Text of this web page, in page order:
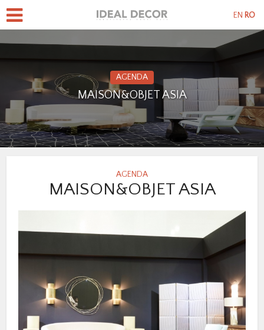
AGENDA
MAISON&OBJET ASIA
AGENDA
MAISON&OBJET ASIA
EN RO